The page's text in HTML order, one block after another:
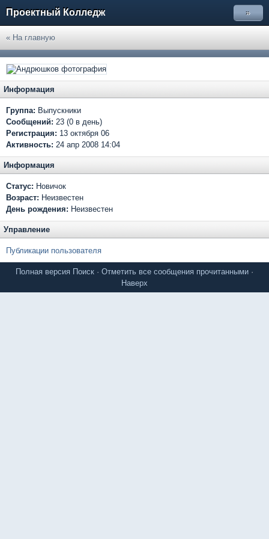
Проектный Колледж »
« На главную
Информация
Группа: Выпускники
Сообщений: 23 (0 в день)
Регистрация: 13 октября 06
Активность: 24 апр 2008 14:04
Информация
Статус: Новичок
Возраст: Неизвестен
День рождения: Неизвестен
Управление
Публикации пользователя
Полная версия Поиск · Отметить все сообщения прочитанными ·
Наверх